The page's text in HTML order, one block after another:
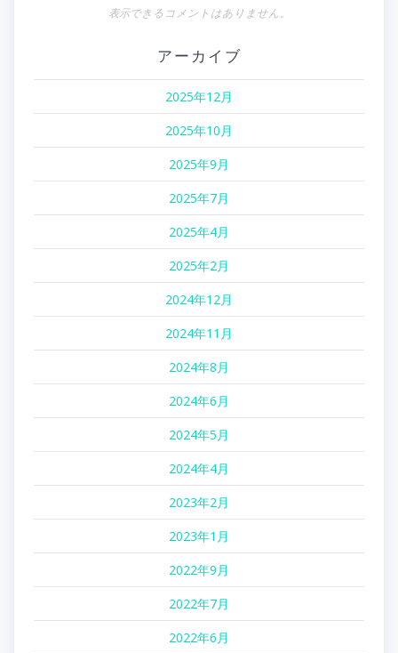
表示できるコメントはありません。
アーカイブ
2025年12月
2025年10月
2025年9月
2025年7月
2025年4月
2025年2月
2024年12月
2024年11月
2024年8月
2024年6月
2024年5月
2024年4月
2023年2月
2023年1月
2022年9月
2022年7月
2022年6月